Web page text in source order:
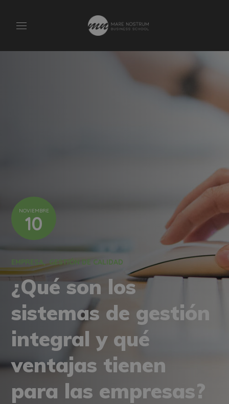
NOVIEMBRE
10
EMPRESA GESTIÓN DE CALIDAD
¿Qué son los
sistemas de gestión
integral y qué
ventajas tienen
para las empresas?